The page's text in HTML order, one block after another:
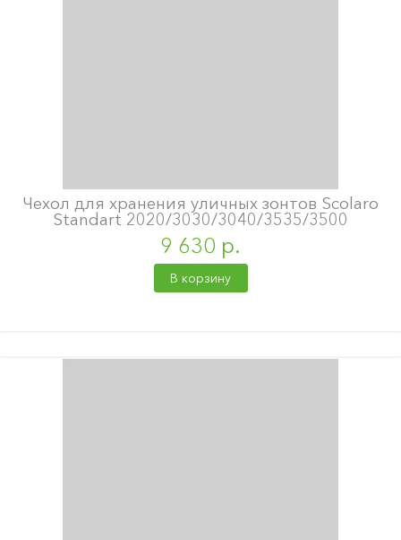
Чехол для хранения уличных зонтов Scolaro
Standart 2020/3030/3040/3535/3500
9 630 р.
В корзину